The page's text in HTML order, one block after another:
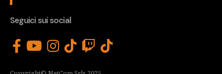
Seguici sui social